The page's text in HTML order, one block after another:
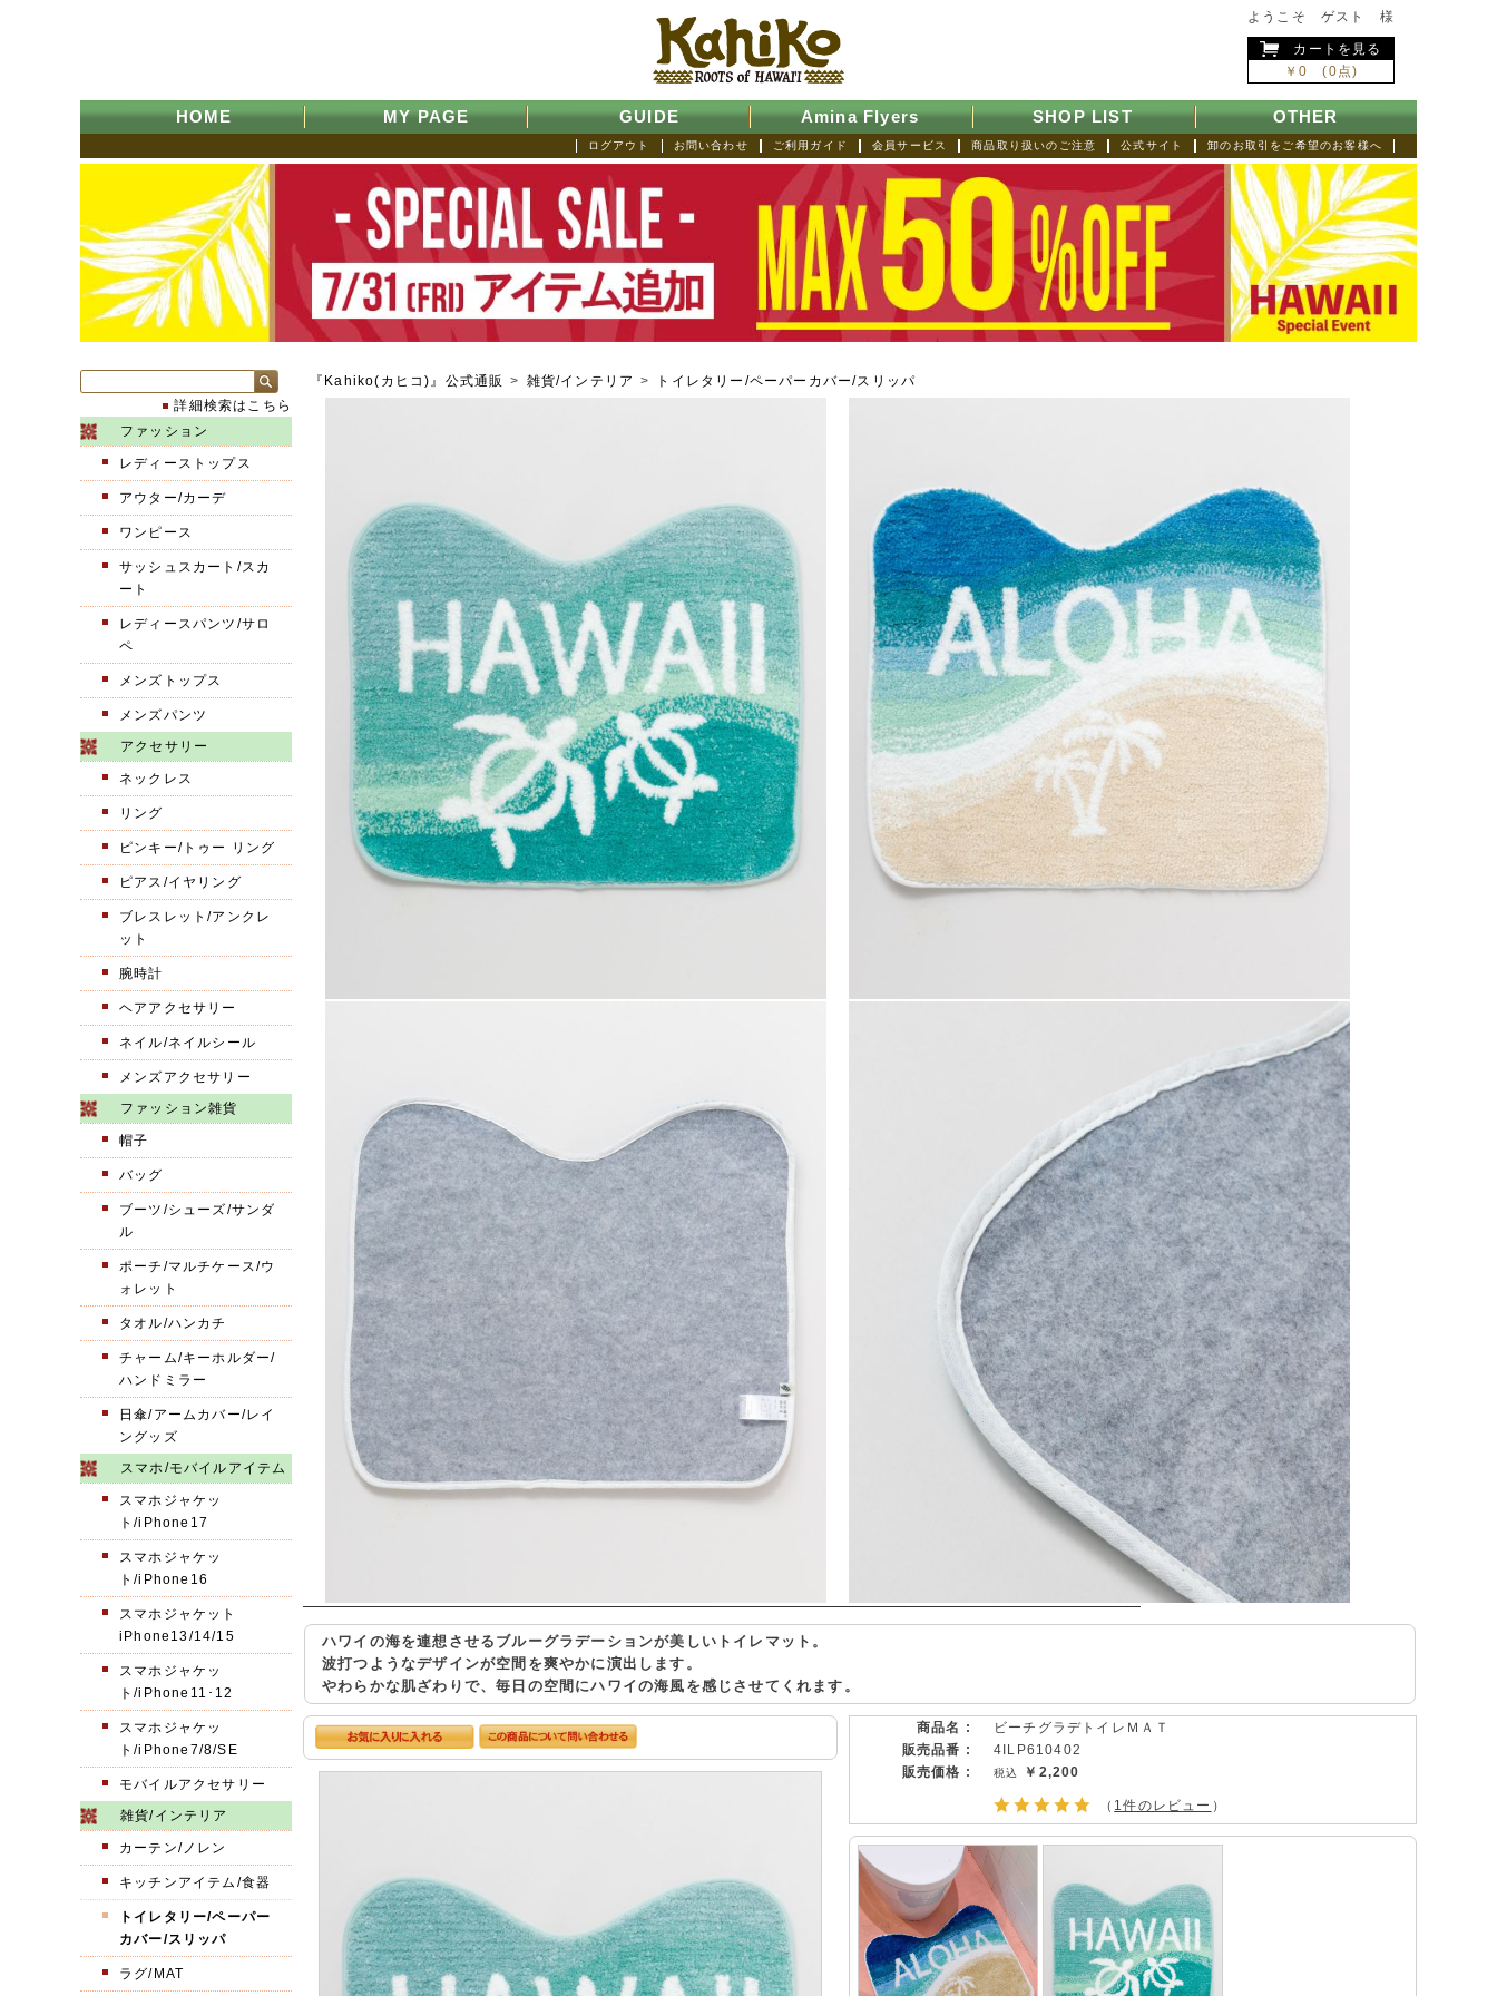
ようこそ ゲスト 様
カートを見る
￥0 (0点)
HOME MY PAGE GUIDE Amina Flyers SHOP LIST OTHER
卸のお取引をご希望のお客様へ
公式サイト
商品取り扱いのご注意
会員サービス
ご利用ガイド
お問い合わせ
ログアウト
『Kahiko(カヒコ)』公式通販 > 雑貨/インテリア > トイレタリー/ペーパーカバー/スリッパ
ハワイの海を連想させるブルーグラデーションが美しいトイレマット。
波打つようなデザインが空間を爽やかに演出します。
やわらかな肌ざわりで、毎日の空間にハワイの海風を感じさせてくれます。
商品名 :
ビーチグラデトイレＭＡＴ
販売品番 :
4ILP610402
販売価格 :
￥2,200
（ 1件のレビュー ）
詳細検索はこちら
ファッション
レディーストップス
アウター/カーデ
ワンピース
サッシュスカート/スカ
ート
レディースパンツ/サロ
ペ
メンズトップス
メンズパンツ
アクセサリー
ネックレス
リング
ピンキー/トゥー リング
ピアス/イヤリング
ブレスレット/アンクレ
ット
腕時計
ヘアアクセサリー
ネイル/ネイルシール
メンズアクセサリー
ファッション雑貨
帽子
バッグ
ブーツ/シューズ/サンダ
ル
ポーチ/マルチケース/ウ
ォレット
タオル/ハンカチ
チャーム/キーホルダー/
ハンドミラー
日傘/アームカバー/レイ
ングッズ
スマホ/モバイルアイテム
スマホジャケッ
ト/iPhone17
スマホジャケッ
ト/iPhone16
スマホジャケット
iPhone13/14/15
スマホジャケッ
ト/iPhone11･12
スマホジャケッ
ト/iPhone7/8/SE
モバイルアクセサリー
雑貨/インテリア
カーテン/ノレン
キッチンアイテム/食器
トイレタリー/ペーパー
カバー/スリッパ
ラグ/MAT